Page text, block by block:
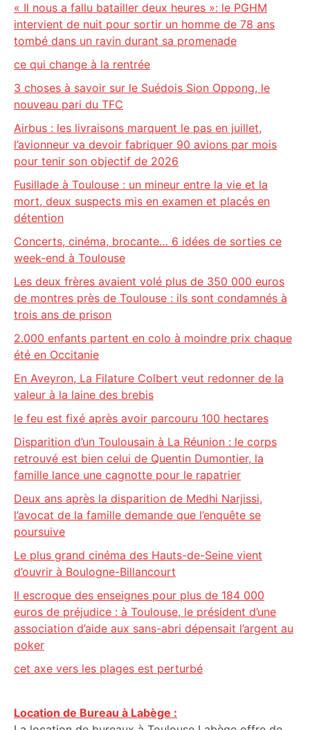
« Il nous a fallu batailler deux heures »: le PGHM
intervient de nuit pour sortir un homme de 78 ans
tombé dans un ravin durant sa promenade
ce qui change à la rentrée
3 choses à savoir sur le Suédois Sion Oppong, le
nouveau pari du TFC
Airbus : les livraisons marquent le pas en juillet,
l’avionneur va devoir fabriquer 90 avions par mois
pour tenir son objectif de 2026
Fusillade à Toulouse : un mineur entre la vie et la
mort, deux suspects mis en examen et placés en
détention
Concerts, cinéma, brocante… 6 idées de sorties ce
week-end à Toulouse
Les deux frères avaient volé plus de 350 000 euros
de montres près de Toulouse : ils sont condamnés à
trois ans de prison
2.000 enfants partent en colo à moindre prix chaque
été en Occitanie
En Aveyron, La Filature Colbert veut redonner de la
valeur à la laine des brebis
le feu est fixé après avoir parcouru 100 hectares
Disparition d’un Toulousain à La Réunion : le corps
retrouvé est bien celui de Quentin Dumontier, la
famille lance une cagnotte pour le rapatrier
Deux ans après la disparition de Medhi Narjissi,
l’avocat de la famille demande que l’enquête se
poursuive
Le plus grand cinéma des Hauts-de-Seine vient
d’ouvrir à Boulogne-Billancourt
Il escroque des enseignes pour plus de 184 000
euros de préjudice : à Toulouse, le président d’une
association d’aide aux sans-abri dépensait l’argent au
poker
cet axe vers les plages est perturbé
Location de Bureau à Labège :